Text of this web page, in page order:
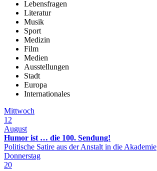
Lebensfragen
Literatur
Musik
Sport
Medizin
Film
Medien
Ausstellungen
Stadt
Europa
Internationales
Mittwoch
12
August
Humor ist … die 100. Sendung!
Politische Satire aus der Anstalt in die Akademie
Donnerstag
20